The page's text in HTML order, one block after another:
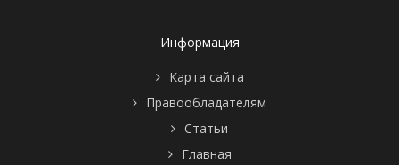
Информация
Карта сайта
Правообладателям
Статьи
Главная